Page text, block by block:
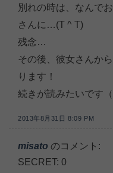
別れの時は、なんで
さんに…(T ^ T)
残念…
その後、彼女さんか
ります！
続きが読みたいです
2013年8月31日 8:09 PM
misato のコメント:
SECRET: 0